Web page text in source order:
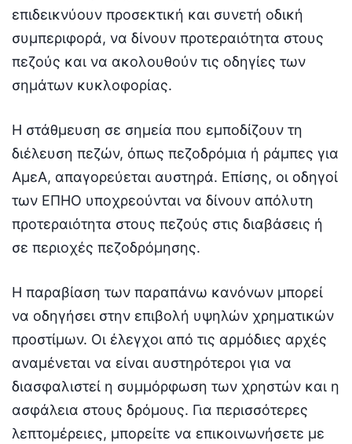
επιδεικνύουν προσεκτική και συνετή οδική
συμπεριφορά, να δίνουν προτεραιότητα στους
πεζούς και να ακολουθούν τις οδηγίες των
σημάτων κυκλοφορίας.
Η στάθμευση σε σημεία που εμποδίζουν τη
διέλευση πεζών, όπως πεζοδρόμια ή ράμπες για
ΑμεΑ, απαγορεύεται αυστηρά. Επίσης, οι οδηγοί
των ΕΠΗΟ υποχρεούνται να δίνουν απόλυτη
προτεραιότητα στους πεζούς στις διαβάσεις ή
σε περιοχές πεζοδρόμησης.
Η παραβίαση των παραπάνω κανόνων μπορεί
να οδηγήσει στην επιβολή υψηλών χρηματικών
προστίμων. Οι έλεγχοι από τις αρμόδιες αρχές
αναμένεται να είναι αυστηρότεροι για να
διασφαλιστεί η συμμόρφωση των χρηστών και η
ασφάλεια στους δρόμους. Για περισσότερες
λεπτομέρειες, μπορείτε να επικοινωνήσετε με